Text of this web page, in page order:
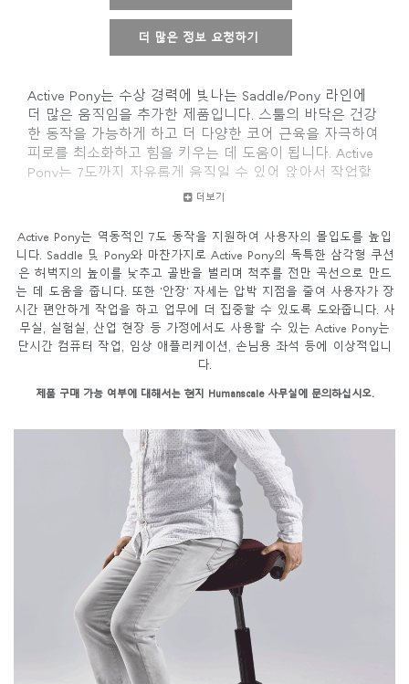
더 많은 정보 요청하기
Active Pony는 수상 경력에 빛나는 Saddle/Pony 라인에
더 많은 움직임을 추가한 제품입니다. 스툴의 바닥은 건강
한 동작을 가능하게 하고 더 다양한 코어 근육을 자극하여
피로를 최소화하고 힘을 키우는 데 도움이 됩니다. Active
Pony는 7도까지 자유롭게 움직일 수 있어 앉아서 작업할
때 몰입도를 높일 수 있습니다.더보기
Active Pony는 역동적인 7도 동작을 지원하여 사용자의 몰입도를 높입
니다. Saddle 및 Pony와 마찬가지로 Active Pony의 독특한 삼각형 쿠션
은 허벅지의 높이를 낮추고 골반을 벌리며 척추를 전만 곡선으로 만드
는 데 도움을 줍니다. 또한 '안장' 자세는 압박 지점을 줄여 사용자가 장
시간 편안하게 작업을 하고 업무에 더 집중할 수 있도록 도와줍니다. 사
무실, 실험실, 산업 현장 등 가정에서도 사용할 수 있는 Active Pony는
단시간 컴퓨터 작업, 임상 애플리케이션, 손님용 좌석 등에 이상적입니
다.
제품 구매 가능 여부에 대해서는 현지 Humanscale 사무실에 문의하십시오.